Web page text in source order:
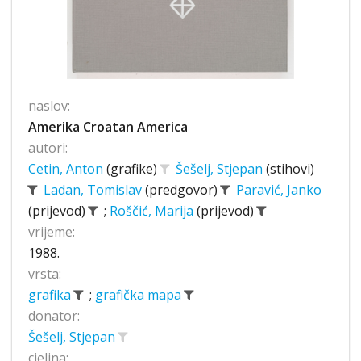
naslov:
Amerika Croatan America
autori:
Cetin, Anton (grafike) Šešelj, Stjepan (stihovi)
Ladan, Tomislav(predgovor)
Paravić, Janko
(prijevod)
; Roščić, Marija (prijevod)
vrijeme:
1988.
vrsta:
grafika
; grafička mapa
donator:
Šešelj, Stjepan